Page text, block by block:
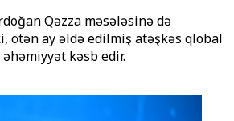
Qəzza məsələsinə də
ötən ay əldə edilmiş atəşkəs qlobal
kəsb edir.